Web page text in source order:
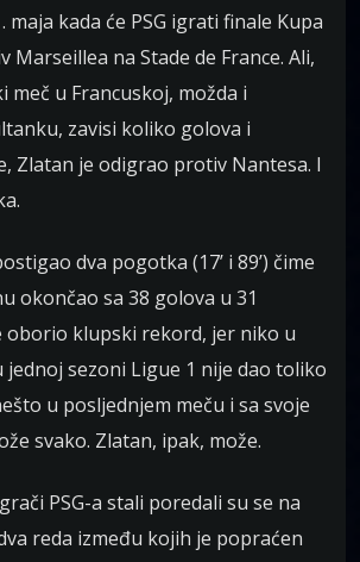
maja kada će PSG igrati finale Kupa
Marseillea na Stade de France. Ali,
meč u Francuskoj, možda i
zavisi koliko golova i
Zlatan je odigrao protiv Nantesa. I
dva pogotka (17’ i 89’) čime
okončao sa 38 golova u 31
oborio klupski rekord, jer niko u
jednoj sezoni Ligue 1 nije dao toliko
u posljednjem meču i sa svoje
svako. Zlatan, ipak, može.
PSG-a stali poredali su se na
reda između kojih je popraćen